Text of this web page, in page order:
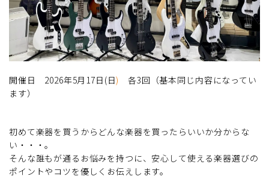
開催日 2026年5月17日(日)
各3回（基本同じ内容になってい
ます）
初めて楽器を買うからどんな楽器を買ったらいいか分からな
い・・・。
そんな誰もが通るお悩みを持つに、安心して使える楽器選びの
ポイントやコツを優しくお伝えします。